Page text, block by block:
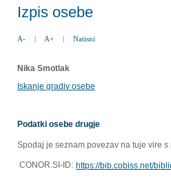
Izpis osebe
A- | A+ | Natisni
Nika Smotlak
Iskanje gradiv osebe
Podatki osebe drugje
Spodaj je seznam povezav na tuje vire
CONOR.SI-ID: https://bib.cobiss.net/